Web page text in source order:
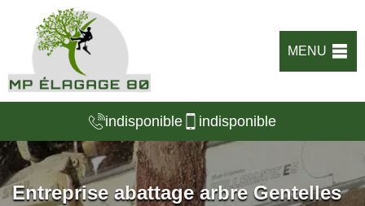
MENU
indisponible indisponible
Entreprise abattage arbre Gentelles